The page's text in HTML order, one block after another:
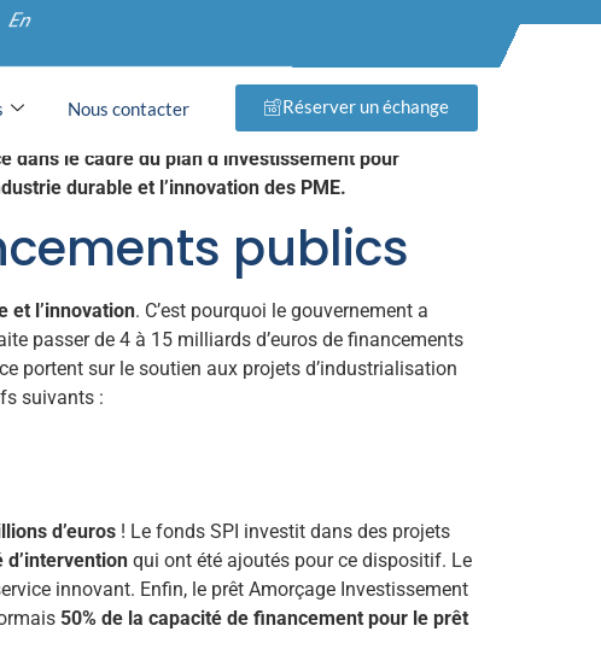
En
Nous contacter Réserver un échange
et
dans le cadre du plan d’investissement pour
durable et l’innovation des PME.
publics
et l’innovation. C’est pourquoi le gouvernement a
passer de 4 à 15 milliards d’euros de financements
portent sur le soutien aux projets d’industrialisation
suivants :
d’euros ! Le fonds SPI investit dans des projets
d’intervention qui ont été ajoutés pour ce dispositif. Le
innovant. Enfin, le prêt Amorçage Investissement
50% de la capacité de financement pour le prêt